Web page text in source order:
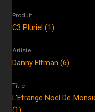
Produit
C3 Pluriel (1)
Artiste
Danny Elfman (6)
Titre
L'Etrange Noel De
(1)